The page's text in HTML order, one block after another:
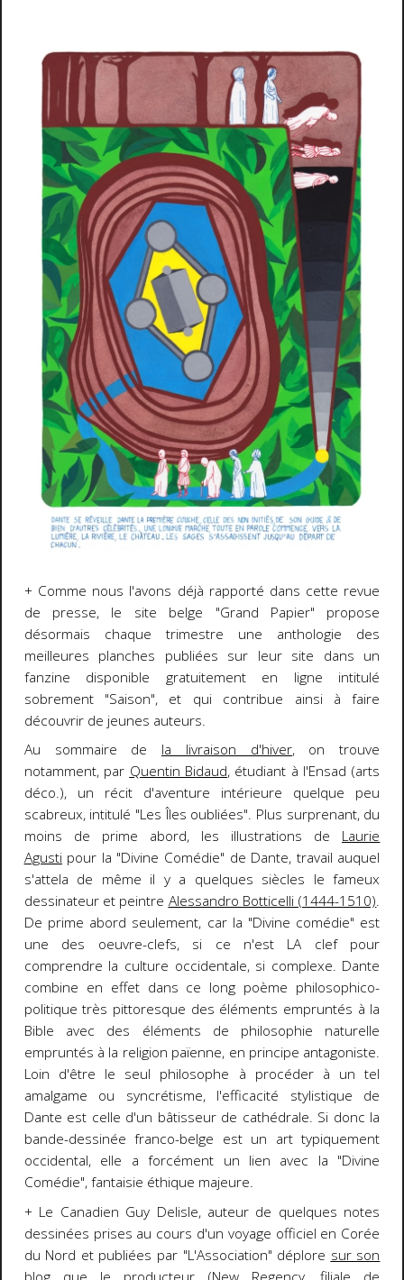
+ Comme nous l'avons déjà rapporté dans cette revue
de presse, le site belge "Grand Papier" propose
désormais chaque trimestre une anthologie des
meilleures planches publiées sur leur site dans un
fanzine disponible gratuitement en ligne intitulé
sobrement "Saison", et qui contribue ainsi à faire
découvrir de jeunes auteurs.
Au sommaire de la livraison d'hiver, on trouve
notamment, par Quentin Bidaud, étudiant à l'Ensad (arts
déco.), un récit d'aventure intérieure quelque peu
scabreux, intitulé "Les Îles oubliées". Plus surprenant, du
moins de prime abord, les illustrations de Laurie
Agustipour la "Divine Comédie" de Dante, travail auquel
s'attela de même il y a quelques siècles le fameux
dessinateur et peintre Alessandro Botticelli (1444-1510).
De prime abord seulement, car la "Divine comédie" est
une des oeuvre-clefs, si ce n'est LA clef pour
comprendre la culture occidentale, si complexe. Dante
combine en effet dans ce long poème philosophico-
politique très pittoresque des éléments empruntés à la
Bible avec des éléments de philosophie naturelle
empruntés à la religion païenne, en principe antagoniste.
Loin d'être le seul philosophe à procéder à un tel
amalgame ou syncrétisme, l'efficacité stylistique de
Dante est celle d'un bâtisseur de cathédrale. Si donc la
bande-dessinée franco-belge est un art typiquement
occidental, elle a forcément un lien avec la "Divine
Comédie", fantaisie éthique majeure.
+ Le Canadien Guy Delisle, auteur de quelques notes
dessinées prises au cours d'un voyage officiel en Corée
du Nord et publiées par "L'Association" déplore sur son